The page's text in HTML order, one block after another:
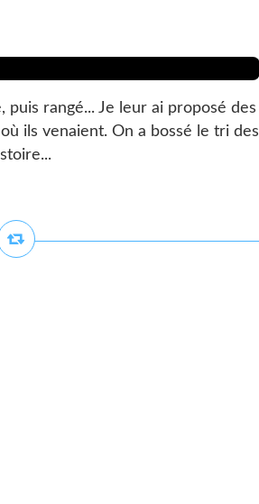
rangé... Je leur ai proposé des
ils venaient. On a bossé le tri des